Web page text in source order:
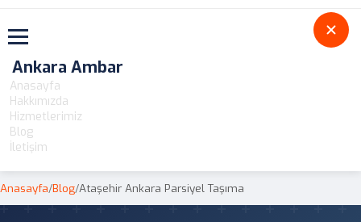
Toggle navigation
Ankara Ambar
Anasayfa
Hakkımızda
Hizmetlerimiz
Blog
İletişim
Anasayfa/Blog/Ataşehir Ankara Parsiyel Taşıma